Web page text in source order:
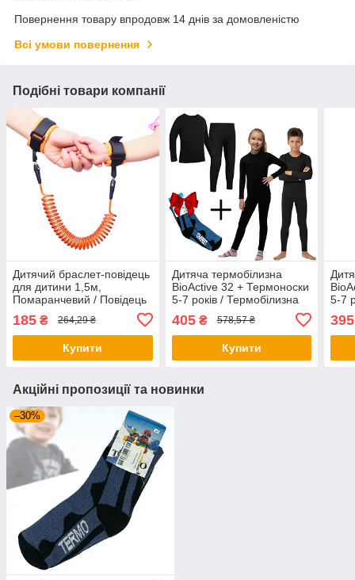
Повернення товару впродовж 14 днів за домовленістю
Всі умови повернення
Подібні товари компанії
Дитячий браслет-повідець
для дитини 1,5м,
Помаранчевий / Повідець
185 ₴ 264,29 ₴
Купити
Дитяча термобілизна
BioActive 32 + Термоноски
5-7 років / Термобілизна
для дівчинки та хлопчика /
Термокомплект
405₴ 578,57 ₴
Купити
5-7
395
Акційні пропозиції та новинки
–30%